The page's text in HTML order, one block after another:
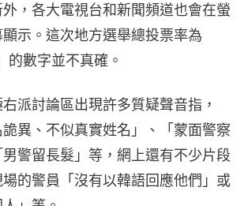
，各大電視台和新聞頻道也會在螢
示。這次地方選舉總投票率為
的數字並不真確。
派討論區出現許多質疑聲音指，
詭異、不似真實姓名」、「蒙面警察
警留長髮」等，網上還有不少片段
的警員「沒有以韓語回應他們」或